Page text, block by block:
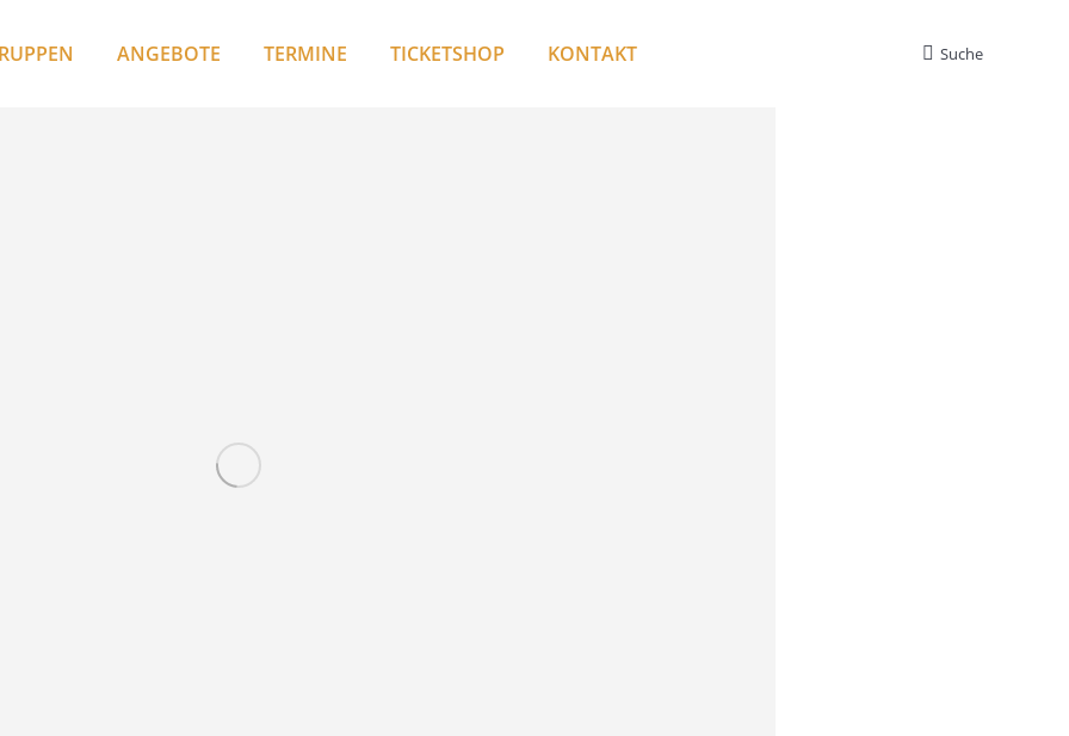
ANGEBOTE TERMINE TICKETSHOP KONTAKT Search:
Suche